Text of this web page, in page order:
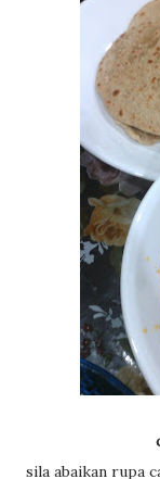
sila abaikan rupa